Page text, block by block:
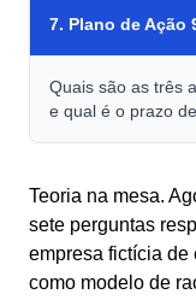
7. Plano de Ação
Quais são as três
e qual é o prazo
Teoria na mesa.
sete perguntas
empresa fictícia de
como modelo de